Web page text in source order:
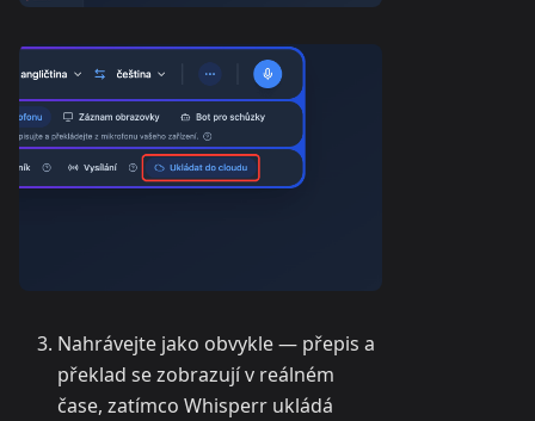
Nahrávejte jako obvykle — přepis a
překlad se zobrazují v reálném
čase, zatímco Whisperr ukládá